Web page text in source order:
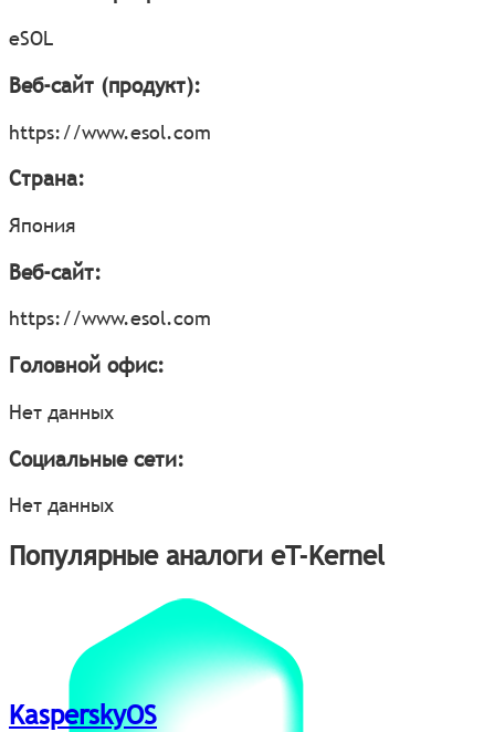
eSOL
Веб-сайт (продукт):
https://www.esol.com
Страна:
Япония
Веб-сайт:
https://www.esol.com
Головной офис:
Нет данных
Социальные сети:
Нет данных
Популярные аналоги eT-Kernel
KasperskyOS